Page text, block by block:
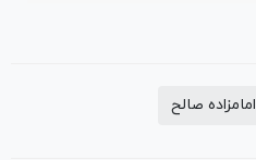
امامزاده صالح